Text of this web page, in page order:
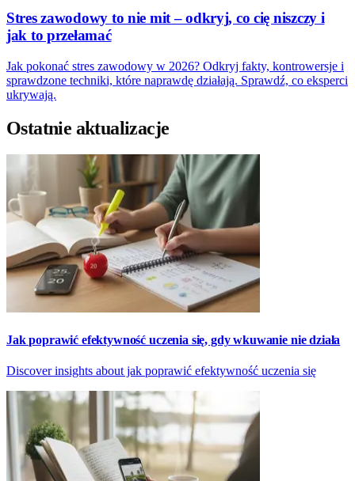
Stres zawodowy to nie mit – odkryj, co cię niszczy i
jak to przełamać
Jak pokonać stres zawodowy w 2026? Odkryj fakty, kontrowersje i
sprawdzone techniki, które naprawdę działają. Sprawdź, co eksperci
ukrywają.
Ostatnie aktualizacje
Jak poprawić efektywność uczenia się, gdy wkuwanie nie działa
Discover insights about jak poprawić efektywność uczenia się